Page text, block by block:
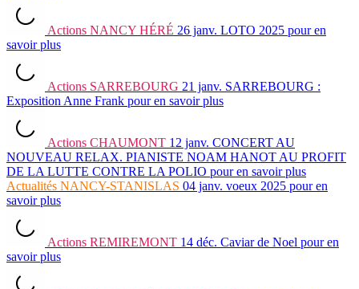
Actions NANCY HÉRÉ 26 janv. LOTO 2025 pour en
savoir plus
Actions SARREBOURG 21 janv. SARREBOURG :
Exposition Anne Frank pour en savoir plus
Actions CHAUMONT 12 janv. CONCERT AU
NOUVEAU RELAX. PIANISTE NOAM HANOT AU PROFIT
DE LA LUTTE CONTRE LA POLIO pour en savoir plus
Actualités NANCY-STANISLAS 04 janv. voeux 2025 pour en
savoir plus
Actions REMIREMONT 14 déc. Caviar de Noel pour en
savoir plus